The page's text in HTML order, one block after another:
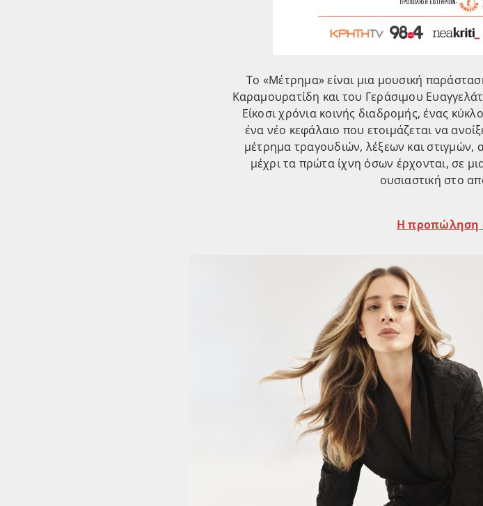
Το «Μέτρημα» είναι μια μουσική
Καραμουρατίδη και του Γεράσιμου
Είκοσι χρόνια κοινής διαδρομής, ένας
ένα νέο κεφάλαιο που ετοιμάζεται να
μέτρημα τραγουδιών, λέξεων και
μέχρι τα πρώτα ίχνη όσων έρχονται, σε
ουσιαστική στο
Η προπώληση